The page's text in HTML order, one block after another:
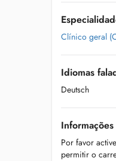
Clínico geral
Idiomas
Deutsch
Por favor
permitir o